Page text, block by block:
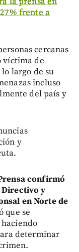
frente a
cercanas
víctima de
largo de su
incluso
del país y
y
confirmó
Directivo y
en Norte de
que se
determinar